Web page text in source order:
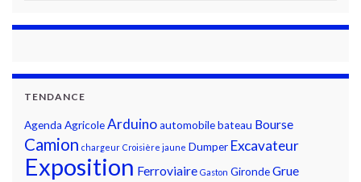
TENDANCE
Agenda AgricoleArduinoautomobilebateau Bourse
Camion chargeur Croisière jaune Dumper Excavateur
Exposition Ferroviaire Gaston GirondeGrue